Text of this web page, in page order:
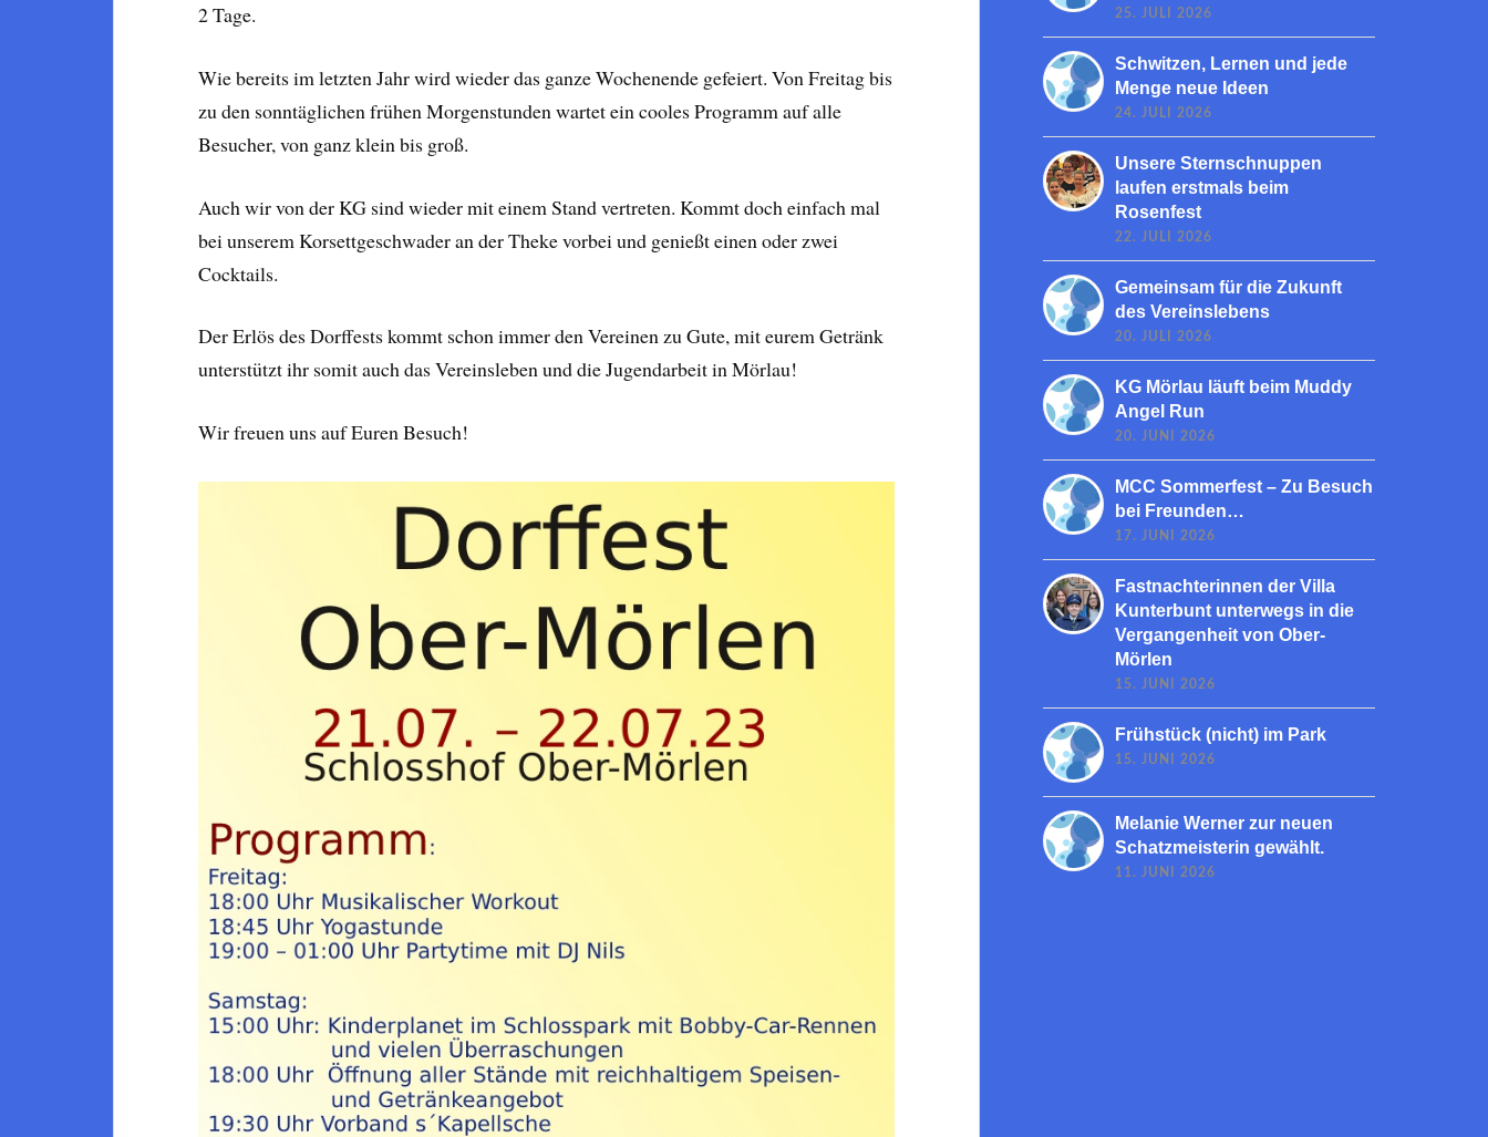
2 Tage.
Wie bereits im letzten Jahr wird wieder das ganze Wochenende gefeiert. Von Freitag bis
zu den sonntäglichen frühen Morgenstunden wartet ein cooles Programm auf alle
Besucher, von ganz klein bis groß.
Auch wir von der KG sind wieder mit einem Stand vertreten. Kommt doch einfach mal
bei unserem Korsettgeschwader an der Theke vorbei und genießt einen oder zwei
Cocktails.
Der Erlös des Dorffests kommt schon immer den Vereinen zu Gute, mit eurem Getränk
unterstützt ihr somit auch das Vereinsleben und die Jugendarbeit in Mörlau!
Wir freuen uns auf Euren Besuch!
25. JULI 2026
Schwitzen, Lernen und jede
Menge neue Ideen
24. JULI 2026
Unsere Sternschnuppen
laufen erstmals beim
Rosenfest
22. JULI 2026
Gemeinsam für die Zukunft
des Vereinslebens
20. JULI 2026
KG Mörlau läuft beim Muddy
Angel Run
20. JUNI 2026
MCC Sommerfest – Zu Besuch
bei Freunden…
17. JUNI 2026
Fastnachterinnen der Villa
Kunterbunt unterwegs in die
Vergangenheit von Ober-
Mörlen
15. JUNI 2026
Frühstück (nicht) im Park
15. JUNI 2026
Melanie Werner zur neuen
Schatzmeisterin gewählt.
11. JUNI 2026